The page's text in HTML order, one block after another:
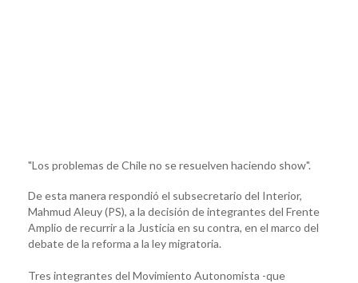
"Los problemas de Chile no se resuelven haciendo show".
De esta manera respondió el subsecretario del Interior,
Mahmud Aleuy (PS), a la decisión de integrantes del Frente
Amplio de recurrir a la Justicia en su contra, en el marco del
debate de la reforma a la ley migratoria.
Tres integrantes del Movimiento Autonomista -que